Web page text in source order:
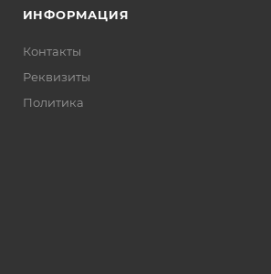
ИНФОРМАЦИЯ
Контакты
Реквизиты
Политика